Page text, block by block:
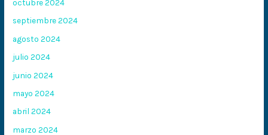
octubre 2024
septiembre 2024
agosto 2024
julio 2024
junio 2024
mayo 2024
abril 2024
marzo 2024